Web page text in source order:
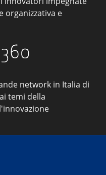
organizzativa e
network in Italia di
temi della